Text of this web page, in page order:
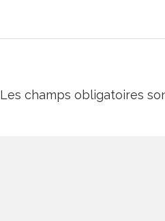
Les champs obligatoires